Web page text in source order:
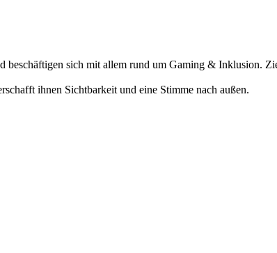
sich mit allem rund um Gaming & Inklusion.
ihnen Sichtbarkeit und eine Stimme nach außen.